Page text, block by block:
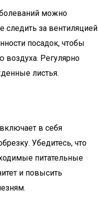
можно
следить за вентиляцией
посадок, чтобы
Регулярно
листья.
в себя
Убедитесь, что
питательные
и повысить